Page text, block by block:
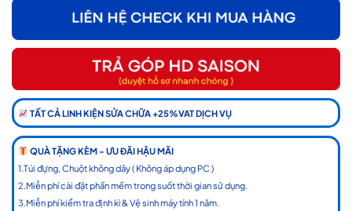
TẤT CẢ LINH KIỆN SỬA CHỮA +25%VAT DỊCH VỤ
QUÀ TẶNG KÈM - ƯU ĐÃI HẬU MÃI
1.Túi đựng, Chuột không dây ( Không áp dụng PC )
2.Miễn phí cài đặt phần mềm trong suốt thời gian sử dụng.
3.Miễn phí kiểm tra định kì & Vệ sinh máy tính 1 năm.